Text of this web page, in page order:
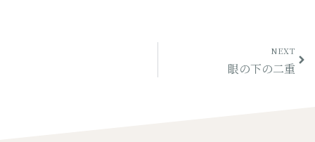
NEXT
眼の下の二重